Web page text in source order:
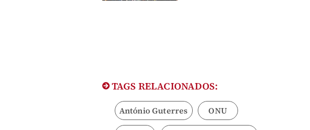
TAGS RELACIONADOS:
António Guterres ONU